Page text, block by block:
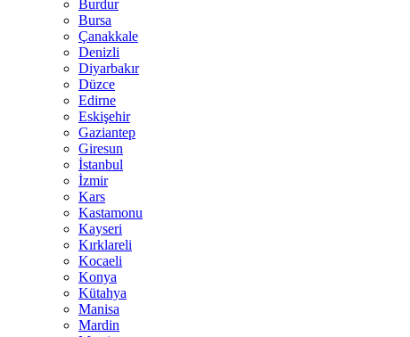
Burdur
Bursa
Çanakkale
Denizli
Diyarbakır
Düzce
Edirne
Eskişehir
Gaziantep
Giresun
İstanbul
İzmir
Kars
Kastamonu
Kayseri
Kırklareli
Kocaeli
Konya
Kütahya
Manisa
Mardin